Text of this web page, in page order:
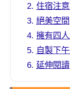
住宿注
絕美空間
擁有四
自製下
延伸閱讀